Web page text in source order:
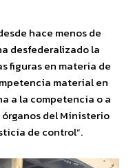
hace menos de
desfederalizado la
figuras en materia de
material en
a la competencia o a
del Ministerio
de control”.